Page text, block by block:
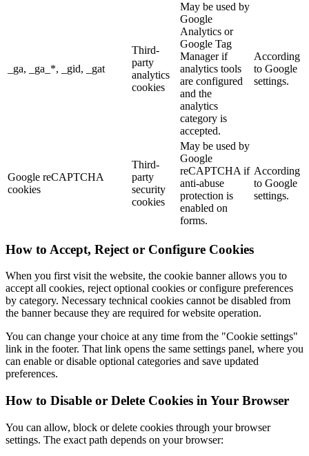
_ga, _ga_*, _gid, _gat
Third-
party
analytics
cookies
May be used by
Google
Analytics or
Google Tag
Manager if
analytics tools
are configured
and the
analytics
category is
accepted.
According
to Google
settings.
Google reCAPTCHA
cookies
Third-
party
security
cookies
May be used by
Google
reCAPTCHA if
anti-abuse
protection is
enabled on
forms.
According
to Google
settings.
How to Accept, Reject or Configure Cookies
When you first visit the website, the cookie banner allows you to
accept all cookies, reject optional cookies or configure preferences
by category. Necessary technical cookies cannot be disabled from
the banner because they are required for website operation.
You can change your choice at any time from the "Cookie settings"
link in the footer. That link opens the same settings panel, where you
can enable or disable optional categories and save updated
preferences.
How to Disable or Delete Cookies in Your Browser
You can allow, block or delete cookies through your browser
settings. The exact path depends on your browser: